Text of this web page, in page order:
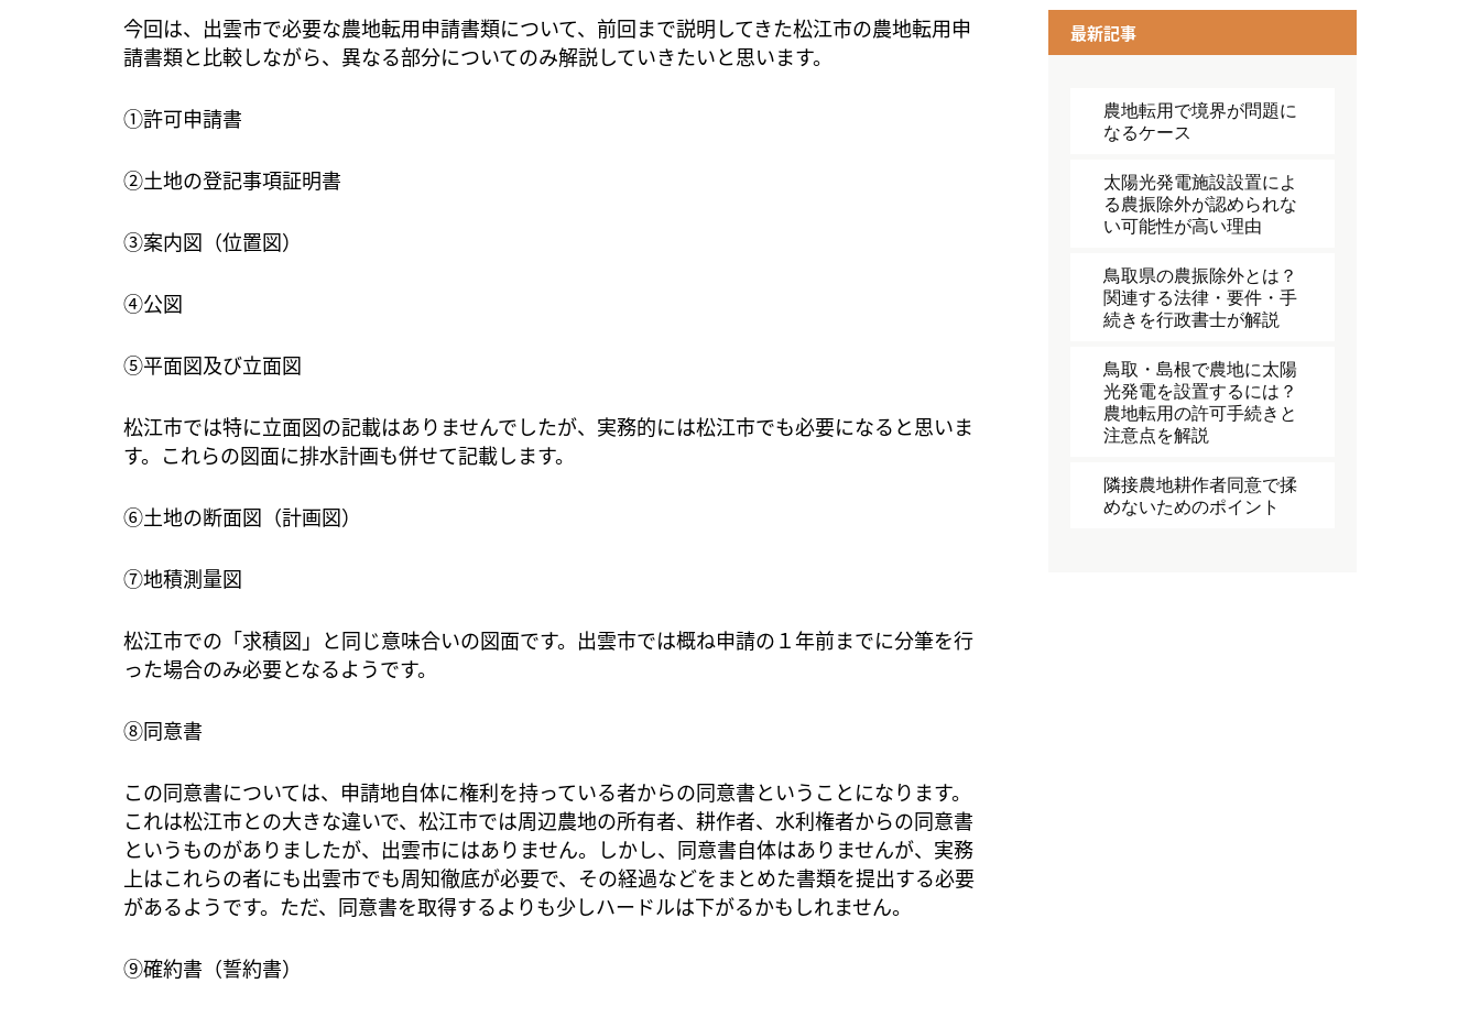
今回は、出雲市で必要な農地転用申請書類について、前回まで説明してきた松江市の農地転用申
請書類と比較しながら、異なる部分についてのみ解説していきたいと思います。
①許可申請書
②土地の登記事項証明書
③案内図（位置図）
④公図
⑤平面図及び立面図
松江市では特に立面図の記載はありませんでしたが、実務的には松江市でも必要になると思いま
す。これらの図面に排水計画も併せて記載します。
⑥土地の断面図（計画図）
⑦地積測量図
松江市での「求積図」と同じ意味合いの図面です。出雲市では概ね申請の１年前までに分筆を行
った場合のみ必要となるようです。
⑧同意書
この同意書については、申請地自体に権利を持っている者からの同意書ということになります。
これは松江市との大きな違いで、松江市では周辺農地の所有者、耕作者、水利権者からの同意書
というものがありましたが、出雲市にはありません。しかし、同意書自体はありませんが、実務
上はこれらの者にも出雲市でも周知徹底が必要で、その経過などをまとめた書類を提出する必要
があるようです。ただ、同意書を取得するよりも少しハードルは下がるかもしれません。
⑨確約書（誓約書）
最新記事
農地転用で境界が問題に
なるケース
太陽光発電施設設置によ
る農振除外が認められな
い可能性が高い理由
鳥取県の農振除外とは？
関連する法律・要件・手
続きを行政書士が解説
鳥取・島根で農地に太陽
光発電を設置するには？
農地転用の許可手続きと
注意点を解説
隣接農地耕作者同意で揉
めないためのポイント